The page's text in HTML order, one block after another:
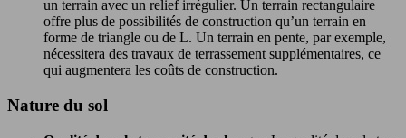
un terrain avec un relief irrégulier. Un terrain rectangulaire
offre plus de possibilités de construction qu’un terrain en
forme de triangle ou de L. Un terrain en pente, par exemple,
nécessitera des travaux de terrassement supplémentaires, ce
qui augmentera les coûts de construction.
Nature du sol